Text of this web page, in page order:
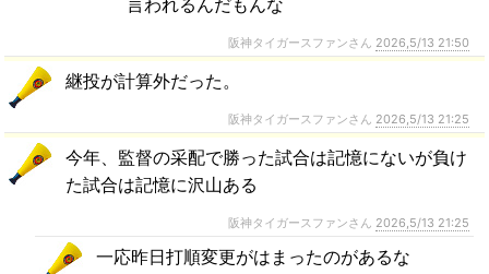
言われるんだもんな
阪神タイガースファンさん 2026,5/13 21:50
継投が計算外だった。
阪神タイガースファンさん 2026,5/13 21:25
今年、監督の采配で勝った試合は記憶にないが負け
た試合は記憶に沢山ある
阪神タイガースファンさん 2026,5/13 21:25
一応昨日打順変更がはまったのがあるな